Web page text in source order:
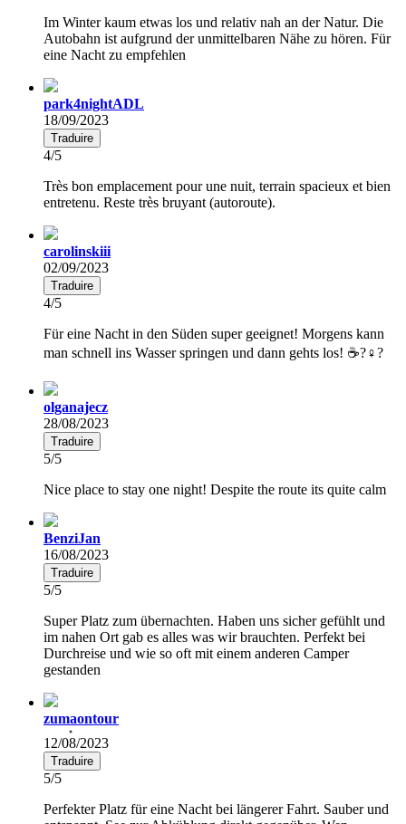
Im Winter kaum etwas los und relativ nah an der Natur. Die
Autobahn ist aufgrund der unmittelbaren Nähe zu hören. Für
eine Nacht zu empfehlen
park4nightADL
18/09/2023
Traduire
4/5
Très bon emplacement pour une nuit, terrain spacieux et bien
entretenu. Reste très bruyant (autoroute).
carolinskiii
02/09/2023
Traduire
4/5
Für eine Nacht in den Süden super geeignet! Morgens kann
man schnell ins Wasser springen und dann gehts los! ☕️?‍♀️?
olganajecz
28/08/2023
Traduire
5/5
Nice place to stay one night! Despite the route its quite calm
BenziJan
16/08/2023
Traduire
5/5
Super Platz zum übernachten. Haben uns sicher gefühlt und
im nahen Ort gab es alles was wir brauchten. Perfekt bei
Durchreise und wie so oft mit einem anderen Camper
gestanden
zumaontour
12/08/2023
Traduire
5/5
Perfekter Platz für eine Nacht bei längerer Fahrt. Sauber und